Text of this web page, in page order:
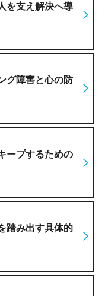
を支え解決へ導
グ障害と心の防
ープするための
踏み出す具体的